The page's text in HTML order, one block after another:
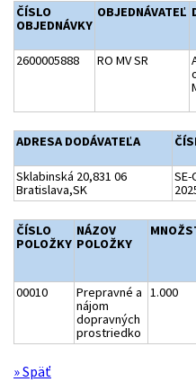
ČÍSLO
OBJEDNÁVKY
OBJEDNÁVATEĽ
2600005888 RO MV SR
ADRESA DODÁVATEĽA
Sklabinská 20,831 06
Bratislava,SK
SE-
ČÍSLO
POLOŽKY
NÁZOV
POLOŽKY
00010
Prepravné a
nájom
dopravných
prostriedko
1.000
» Späť